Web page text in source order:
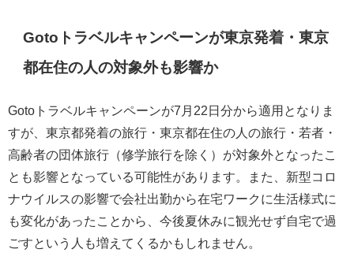
Gotoトラベルキャンペーンが東京発着・東京
都在住の人の対象外も影響か
Gotoトラベルキャンペーンが7月22日分から適用となりま
すが、東京都発着の旅行・東京都在住の人の旅行・若者・
高齢者の団体旅行（修学旅行を除く）が対象外となったこ
とも影響となっている可能性があります。また、新型コロ
ナウイルスの影響で会社出勤から在宅ワークに生活様式に
も変化があったことから、今後夏休みに観光せず自宅で過
ごすという人も増えてくるかもしれません。